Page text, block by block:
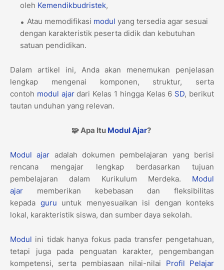
oleh Kemendikbudristek,
Atau memodifikasi modul yang tersedia agar sesuai
dengan karakteristik peserta didik dan kebutuhan
satuan pendidikan.
Dalam artikel ini, Anda akan menemukan penjelasan
lengkap mengenai komponen, struktur, serta
contoh modul ajardari Kelas 1 hingga Kelas 6 SD, berikut
tautan unduhan yang relevan.
🧩 Apa Itu Modul Ajar?
Modul ajar adalah dokumen pembelajaran yang berisi
rencana mengajar lengkap berdasarkan tujuan
pembelajaran dalam Kurikulum Merdeka. Modul
ajar memberikan kebebasan dan fleksibilitas
kepada guru untuk menyesuaikan isi dengan konteks
lokal, karakteristik siswa, dan sumber daya sekolah.
Modul ini tidak hanya fokus pada transfer pengetahuan,
tetapi juga pada penguatan karakter, pengembangan
kompetensi, serta pembiasaan nilai-nilai Profil Pelajar